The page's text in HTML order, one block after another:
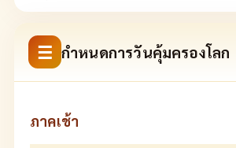
☰ กำหนดการวันคุ้มครองโลก
ภาคเช้า